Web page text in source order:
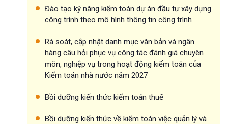
Đào tạo kỹ năng kiểm toán dự án đầu tư xây dựng
công trình theo mô hình thông tin công trình
Rà soát, cập nhật danh mục văn bản và ngân
hàng câu hỏi phục vụ công tác đánh giá chuyên
môn, nghiệp vụ trong hoạt động kiểm toán của
Kiểm toán nhà nước năm 2027
Bồi dưỡng kiến thức kiểm toán thuế
Bồi dưỡng kiến thức về kiểm toán việc quản lý và